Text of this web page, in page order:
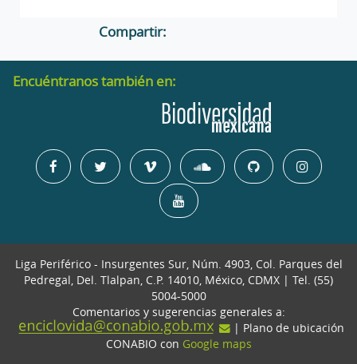
Compartir:
Encuéntranos también en:
Liga Periférico - Insurgentes Sur, Núm. 4903, Col. Parques del
Pedregal, Del. Tlalpan, C.P. 14010, México, CDMX | Tel. (55)
5004-5000
Comentarios y sugerencias generales a:
| Plano de ubicación
CONABIO con Google maps